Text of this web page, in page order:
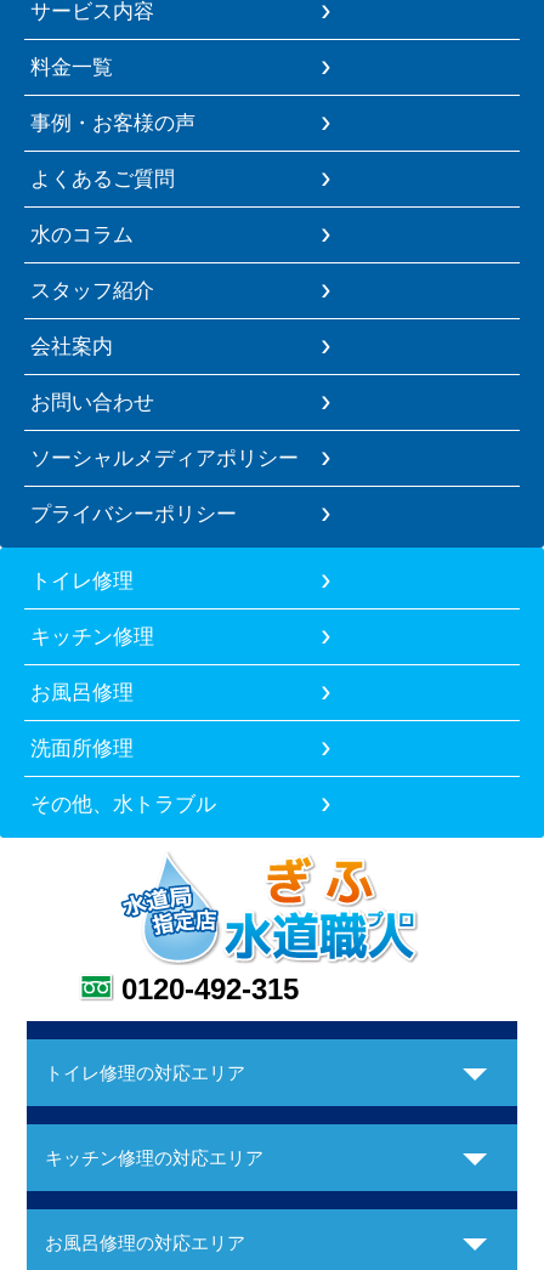
サービス内容
料金一覧
事例・お客様の声
よくあるご質問
水のコラム
スタッフ紹介
会社案内
お問い合わせ
ソーシャルメディアポリシー
プライバシーポリシー
トイレ修理
キッチン修理
お風呂修理
洗面所修理
その他、水トラブル
0120-492-315
トイレ修理の対応エリア
キッチン修理の対応エリア
お風呂修理の対応エリア